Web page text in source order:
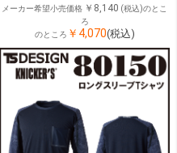
メーカー希望小売価格 ￥8,140 (税込)のとこ
ろ
のところ ￥4,070(税込)